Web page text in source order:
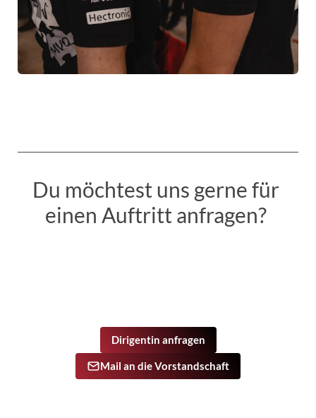
Du möchtest uns gerne für
einen Auftritt anfragen?
Dirigentin anfragen
Mail an die Vorstandschaft